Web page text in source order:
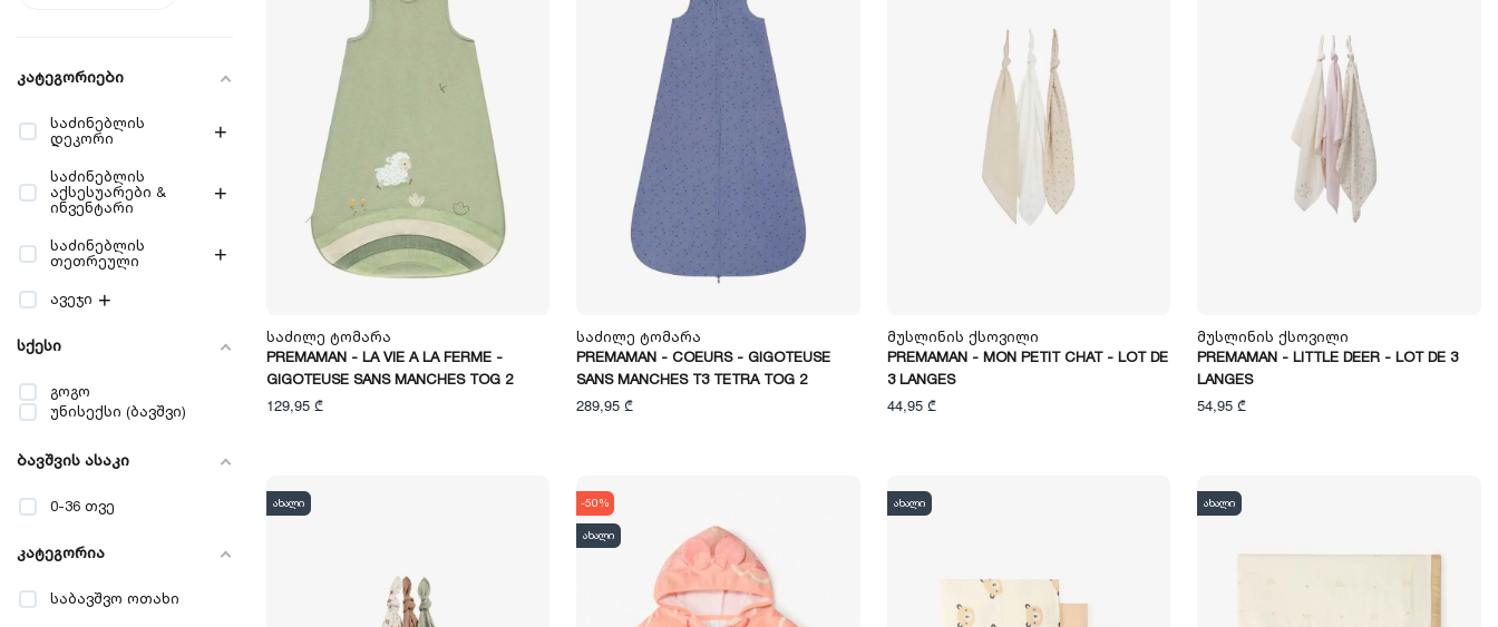
Საძილე Ტომარა
PREMAMAN - LA VIE A LA FERME -
GIGOTEUSE SANS MANCHES TOG 2
129,95 ₾
Საძილე Ტომარა
PREMAMAN - COEURS - GIGOTEUSE
SANS MANCHES T3 TETRA TOG 2
289,95 ₾
Მუსლინის Ქსოვილი
PREMAMAN - MON PETIT CHAT - LOT DE
3 LANGES
44,95 ₾
Მუსლინის Ქსოვილი
PREMAMAN - LITTLE DEER - LOT DE 3
LANGES
54,95 ₾
ახალი
-50%
ახალი
ახალი ახალი
კატეგორიები
საძინებლის
დეკორი +
საძინებლის
აქსესუარები &
ინვენტარი
+
საძინებლის
თეთრეული +
ავეჯი +
სქესი
გოგო
უნისექსი (ბავშვი)
ბავშვის ასაკი
0-36 თვე
კატეგორია
საბავშვო ოთახი